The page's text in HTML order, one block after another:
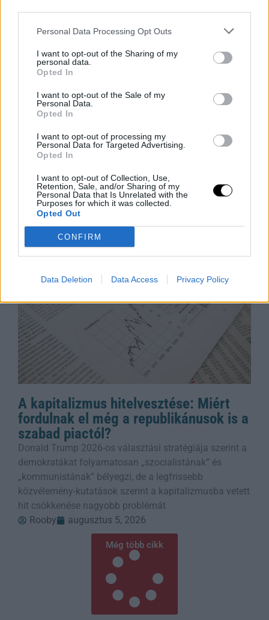
Personal Data Processing Opt Outs
I want to opt-out of the Sharing of my
personal data.
Opted In
I want to opt-out of the Sale of my
Personal Data.
Opted In
I want to opt-out of processing my
Personal Data for Targeted Advertising.
Opted In
I want to opt-out of Collection, Use,
Retention, Sale, and/or Sharing of my
Personal Data that Is Unrelated with the
Purposes for which it was collected.
Opted Out
CONFIRM
Data Deletion Data Access Privacy Policy
Az Önmagát Ámító Alelnök
J D Vance egész felnőtt életét azzal töltötte, hogy
megmagyarázza magát Amerikának, mégis képtelen
önmagának megmagyarázni önmagát. Legújabb
memoárja, a „Communion" állítólag arról szól, hogyan
augusztus 5, 2026
A kapitalizmus hitelvesztése: Miért
fordulnak el még a republikánusok is a
szabad piactól?
Donald Trump 2026-os választási stratégiája szerint a
demokratákat folyamatosan „szocialistának” és
„kommunistának” bélyegzi, de a legfrissebb
közvélemény-kutatások szerint a kapitalizmusba vetett
hit csökkenése nagyobb problémát
Rooby
augusztus 5, 2026
Még több cikk